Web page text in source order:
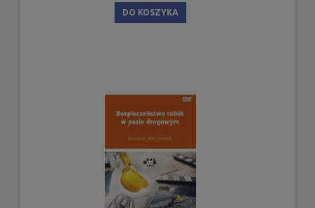
DO KOSZYKA